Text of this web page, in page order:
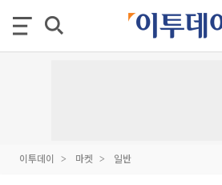
이투데이 마켓 일반